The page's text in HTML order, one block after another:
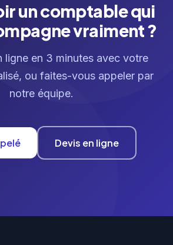
un comptable qui
vraiment ?
ligne en 3 minutes avec votre
ou faites-vous appeler par
notre équipe.
Devis en ligne